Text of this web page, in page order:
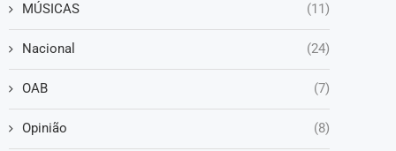
MÚSICAS (11)
Nacional (24)
OAB (7)
Opinião (8)